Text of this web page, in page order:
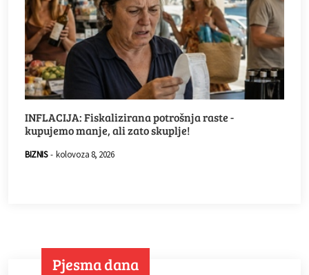
INFLACIJA: Fiskalizirana potrošnja raste -
kupujemo manje, ali zato skuplje!
BIZNIS - kolovoza 8, 2026
Pjesma dana